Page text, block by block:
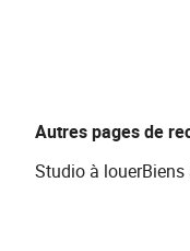
Autres pages de
Studio à louerBiens